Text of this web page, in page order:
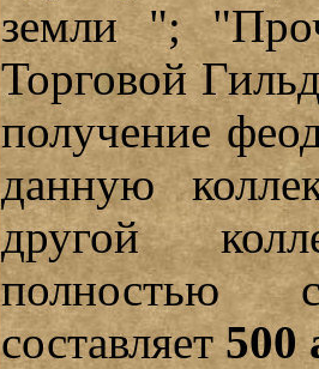
земли ";
Торговой
получение
данную
другой
полностью
составляет 500